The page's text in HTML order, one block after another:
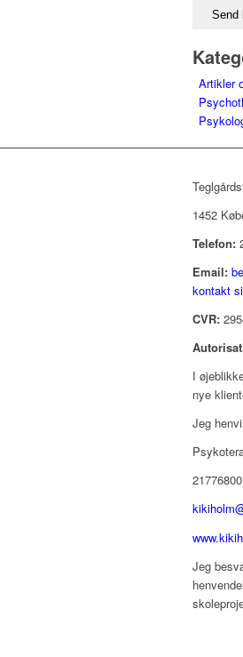
Artikler
1452
Telefon:
Email:
kontakt
CVR:
I
nye
Jeg
21776800
Jeg